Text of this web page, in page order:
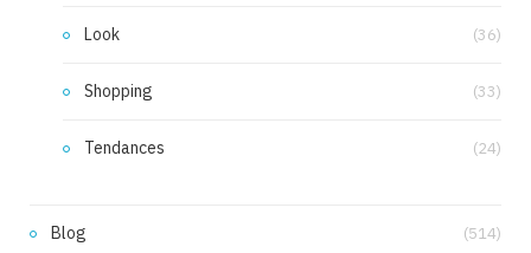
Look (36)
Shopping (33)
Tendances (24)
Blog (514)